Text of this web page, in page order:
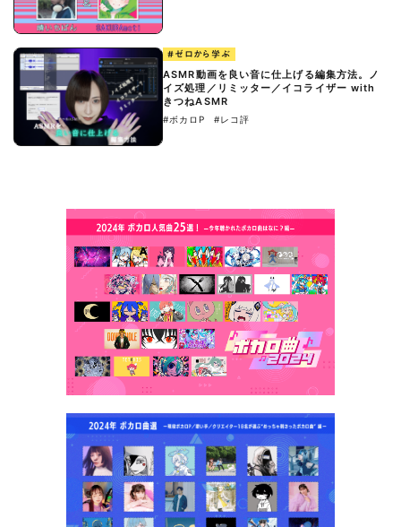
#ゼロから学ぶ
ASMR動画を良い音に仕上げる編集方法。ノ
イズ処理／リミッター／イコライザー with
きつねASMR
#ボカロP #レコ評